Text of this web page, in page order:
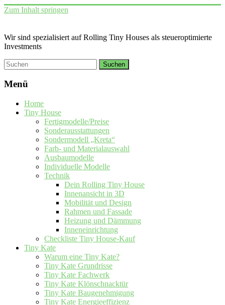
Zum Inhalt springen
Wir sind spezialisiert auf Rolling Tiny Houses als steueroptimierte
Investments
Menü
Home
Tiny House
Fertigmodelle/Preise
Sonderausstattungen
Sondermodell „Kreta“
Farb- und Materialauswahl
Ausbaumodelle
Individuelle Modelle
Technik
Dein Rolling Tiny House
Innenansicht in 3D
Mobilität und Design
Rahmen und Fassade
Heizung und Dämmung
Inneneinrichtung
Checkliste Tiny House-Kauf
Tiny Kate
Warum eine Tiny Kate?
Tiny Kate Grundrisse
Tiny Kate Fachwerk
Tiny Kate Klönschnacktür
Tiny Kate Baugenehmigung
Tiny Kate Energieeffizienz